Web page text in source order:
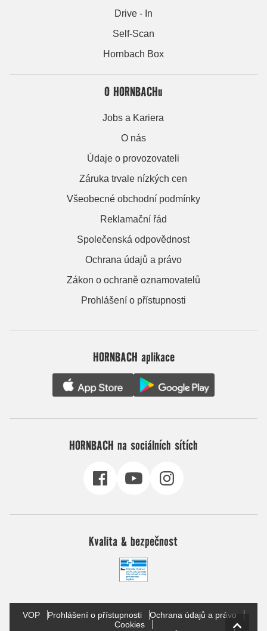
Drive - In
Self-Scan
Hornbach Box
O HORNBACHu
Jobs a Kariera
O nás
Údaje o provozovateli
Záruka trvale nízkých cen
Všeobecné obchodní podmínky
Reklamační řád
Společenská odpovědnost
Ochrana údajů a právo
Zákon o ochraně oznamovatelů
Prohlášení o přístupnosti
HORNBACH aplikace
HORNBACH na sociálních sítích
Kvalita & bezpečnost
VOP Prohlášení o přístupnosti
Ochrana údajů a právo
Cookies